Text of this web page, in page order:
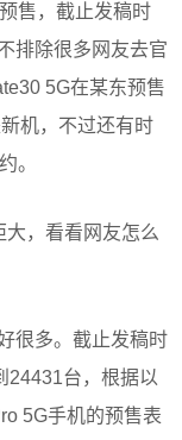
售，截止发稿时
排除很多网友去官
5G在某东预售
机，不过还有时
。
很多。截止发稿时
24431台，根据以
5G手机的预售表